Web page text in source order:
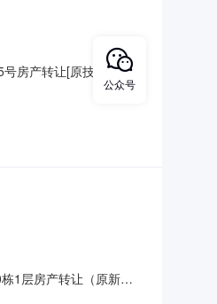
房产转让[原技工学校
方式动态报价转让说明
1层房产转让（原新区
公众号